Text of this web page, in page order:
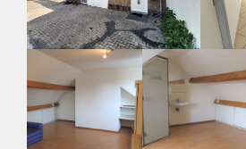
Huurprijs incl. GWE bedraagt € 495,-
aan 1 maandhuur.